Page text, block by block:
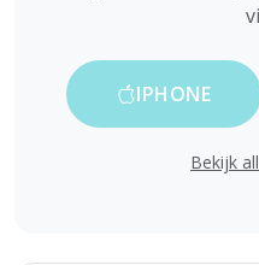
IPHONE
Bekijk